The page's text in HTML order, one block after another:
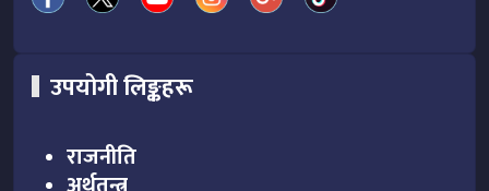
उपयोगी लिङ्कहरू
राजनीति